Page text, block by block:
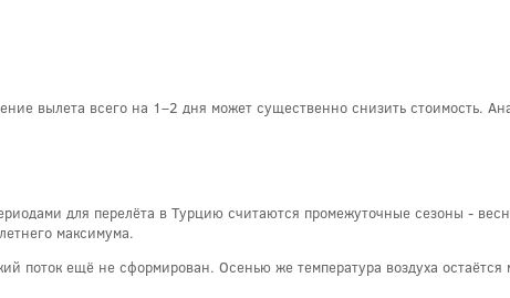
вылета всего на 1–2 дня может существенно снизить стоимость.
для перелёта в Турцию считаются промежуточные сезоны -
максимума.
поток ещё не сформирован. Осенью же температура воздуха